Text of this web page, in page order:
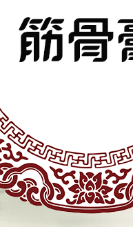
查看详情